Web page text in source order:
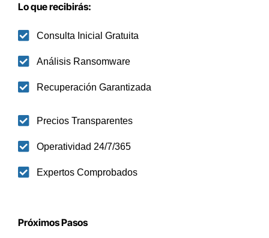
Lo que recibirás:
Consulta Inicial Gratuita
Análisis Ransomware
Recuperación Garantizada
Precios Transparentes
Operatividad 24/7/365
Expertos Comprobados
Próximos Pasos